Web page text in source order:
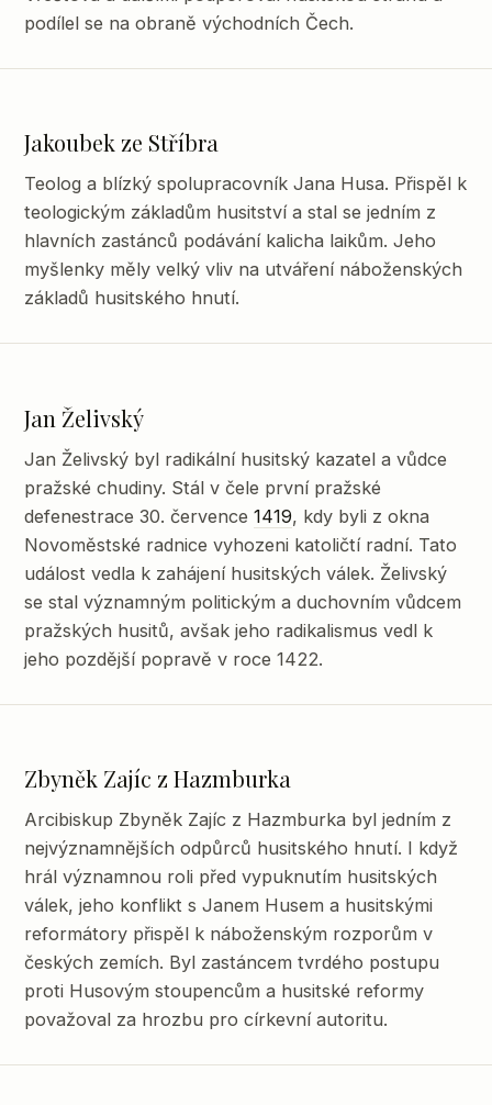
podílel se na obraně východních Čech.
Jakoubek ze Stříbra
Teolog a blízký spolupracovník Jana Husa. Přispěl k
teologickým základům husitství a stal se jedním z
hlavních zastánců podávání kalicha laikům. Jeho
myšlenky měly velký vliv na utváření náboženských
základů husitského hnutí.
Jan Želivský
Jan Želivský byl radikální husitský kazatel a vůdce
pražské chudiny. Stál v čele první pražské
defenestrace 30. července1419, kdy byli z okna
Novoměstské radnice vyhozeni katoličtí radní. Tato
událost vedla k zahájení husitských válek. Želivský
se stal významným politickým a duchovním vůdcem
pražských husitů, avšak jeho radikalismus vedl k
jeho pozdější popravě v roce 1422.
Zbyněk Zajíc z Hazmburka
Arcibiskup Zbyněk Zajíc z Hazmburka byl jedním z
nejvýznamnějších odpůrců husitského hnutí. I když
hrál významnou roli před vypuknutím husitských
válek, jeho konflikt s Janem Husem a husitskými
reformátory přispěl k náboženským rozporům v
českých zemích. Byl zastáncem tvrdého postupu
proti Husovým stoupencům a husitské reformy
považoval za hrozbu pro církevní autoritu.